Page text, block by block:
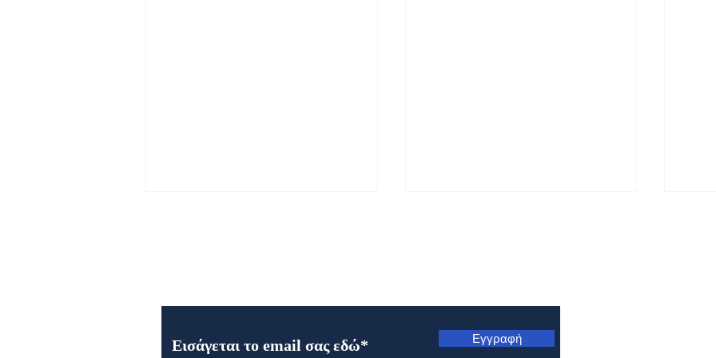
Εορτή της Μεταμορφώσεως
Μητρόπολη Ναυπάκτου και
Εγγραφή